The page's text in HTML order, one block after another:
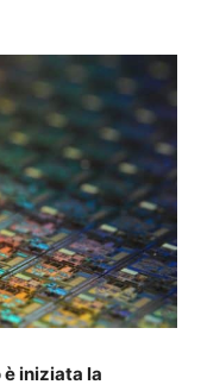
è iniziata la